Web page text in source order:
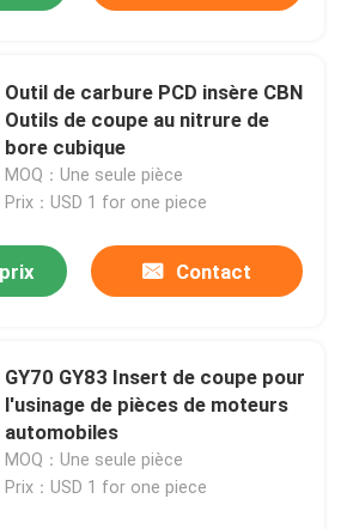
Outil de carbure PCD insère CBN
Outils de coupe au nitrure de
bore cubique
MOQ：Une seule pièce
Prix：USD 1 for one piece
Contact
GY70 GY83 Insert de coupe pour
l'usinage de pièces de moteurs
automobiles
MOQ：Une seule pièce
Prix：USD 1 for one piece